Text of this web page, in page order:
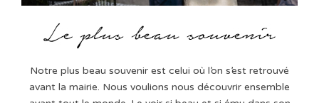
Notre plus beau souvenir est celui où l’on s’est retrouvé
avant la mairie. Nous voulions nous découvrir ensemble